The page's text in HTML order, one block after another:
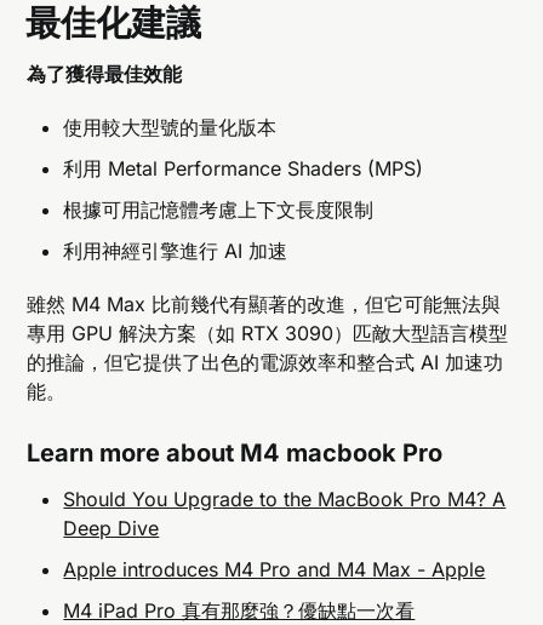
最佳化建議
為了獲得最佳效能
使用較大型號的量化版本
利用 Metal Performance Shaders (MPS)
根據可用記憶體考慮上下文長度限制
利用神經引擎進行 AI 加速
雖然 M4 Max 比前幾代有顯著的改進，但它可能無法與
專用 GPU 解決方案（如 RTX 3090）匹敵大型語言模型
的推論，但它提供了出色的電源效率和整合式 AI 加速功
能。
Learn more about M4 macbook Pro
Should You Upgrade to the MacBook Pro M4? A
Deep Dive
Apple introduces M4 Pro and M4 Max - Apple
M4 iPad Pro 真有那麼強？優缺點一次看